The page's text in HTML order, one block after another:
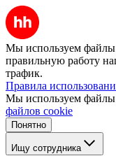
Мы используем файлы
правильную работу
трафик.
Правила
Мы используем файлы
файлов cookie
Понятно
Ищу сотрудника